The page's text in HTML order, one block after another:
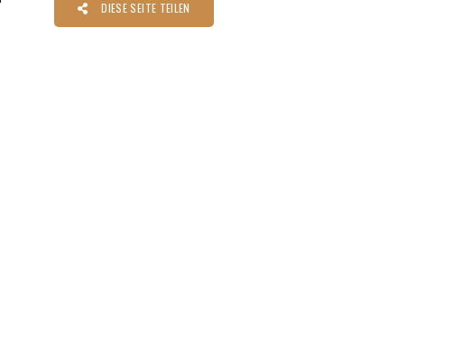
DIESE SEITE TEILEN